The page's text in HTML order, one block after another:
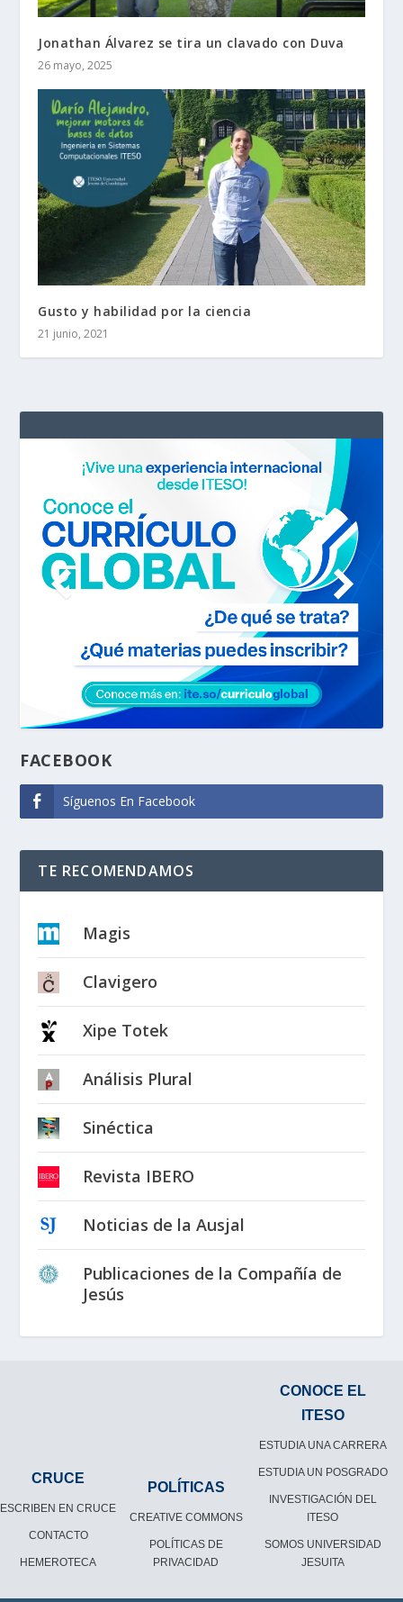
Jonathan Álvarez se tira un clavado con Duva
26 mayo, 2025
Gusto y habilidad por la ciencia
21 junio, 2021
FACEBOOK
Síguenos En Facebook
TE RECOMENDAMOS
Magis
Clavigero
Xipe Totek
Análisis Plural
Sinéctica
Revista IBERO
Noticias de la Ausjal
Publicaciones de la Compañía de
Jesús
CRUCE
ESCRIBEN EN CRUCE
CONTACTO
HEMEROTECA
POLÍTICAS
CREATIVE COMMONS
POLÍTICAS DE
PRIVACIDAD
CONOCE EL
ITESO
ESTUDIA UNA CARRERA
ESTUDIA UN POSGRADO
INVESTIGACIÓN DEL
ITESO
SOMOS UNIVERSIDAD
JESUITA